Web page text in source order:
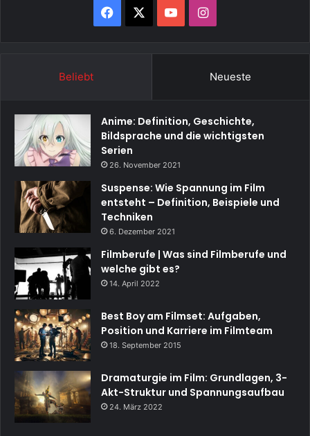
Facebook YouTubeInstagram
Beliebt Neueste
Anime: Definition, Geschichte,
Bildsprache und die wichtigsten
Serien
26. November 2021
Suspense: Wie Spannung im Film
entsteht – Definition, Beispiele und
Techniken
6. Dezember 2021
Filmberufe | Was sind Filmberufe und
welche gibt es?
14. April 2022
Best Boy am Filmset: Aufgaben,
Position und Karriere im Filmteam
18. September 2015
Dramaturgie im Film: Grundlagen, 3-
Akt-Struktur und Spannungsaufbau
24. März 2022